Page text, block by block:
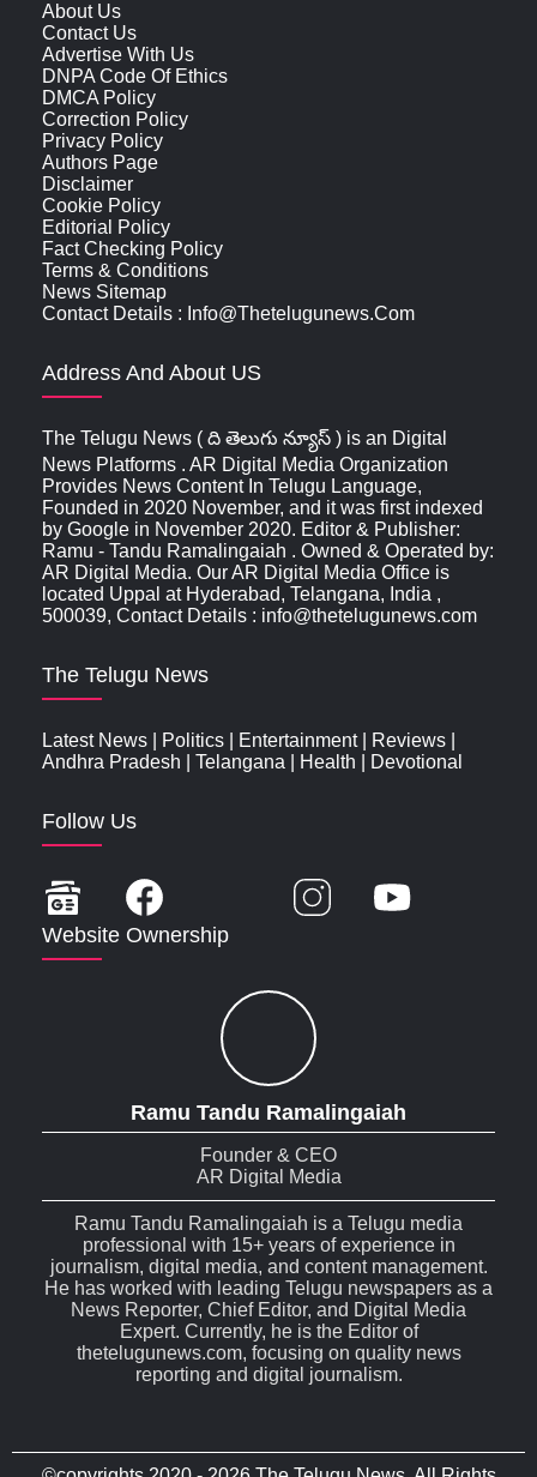
About Us
Contact Us
Advertise With Us
DNPA Code Of Ethics
DMCA Policy
Correction Policy
Privacy Policy
Authors Page
Disclaimer
Cookie Policy
Editorial Policy
Fact Checking Policy
Terms & Conditions
News Sitemap
Contact Details : Info@thetelugunews.com
Address And About US
The Telugu News ( ది తెలుగు న్యూస్‌ ) is an Digital
News Platforms . AR Digital Media Organization
Provides News Content In Telugu Language,
Founded in 2020 November, and it was first indexed
by Google in November 2020. Editor & Publisher:
Ramu - Tandu Ramalingaiah . Owned & Operated by:
AR Digital Media. Our AR Digital Media Office is
located Uppal at Hyderabad, Telangana, India ,
500039, Contact Details : info@thetelugunews.com
The Telugu News
Latest News Politics Entertainment| Reviews
Andhra Pradesh
Telangana Health Devotional
Follow Us
Website Ownership
Ramu Tandu Ramalingaiah
Founder & CEO
AR Digital Media
Ramu Tandu Ramalingaiah is a Telugu media
professional with 15+ years of experience in
journalism, digital media, and content management.
He has worked with leading Telugu newspapers as a
News Reporter, Chief Editor, and Digital Media
Expert. Currently, he is the Editor of
thetelugunews.com, focusing on quality news
reporting and digital journalism.